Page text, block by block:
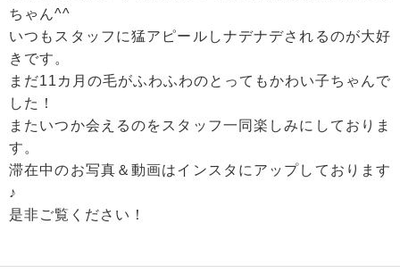
ちゃん^^
いつもスタッフに猛アピールしナデナデされるのが大好
きです。
まだ11カ月の毛がふわふわのとってもかわい子ちゃんで
した！
またいつか会えるのをスタッフ一同楽しみにしておりま
す。
滞在中のお写真＆動画はインスタにアップしております
♪
是非ご覧ください！